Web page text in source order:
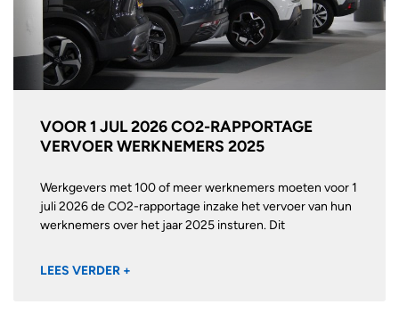
VOOR 1 JUL 2026 CO2-RAPPORTAGE
VERVOER WERKNEMERS 2025
Werkgevers met 100 of meer werknemers moeten voor 1
juli 2026 de CO2-rapportage inzake het vervoer van hun
werknemers over het jaar 2025 insturen. Dit
LEES VERDER +